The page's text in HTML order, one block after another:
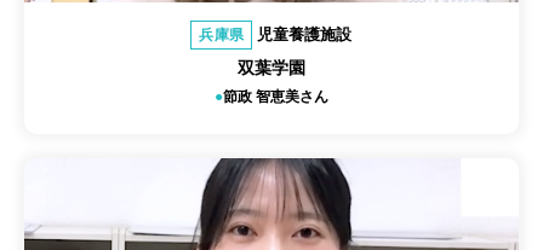
兵庫県 児童養護施設
双葉学園
節政 智恵美さん